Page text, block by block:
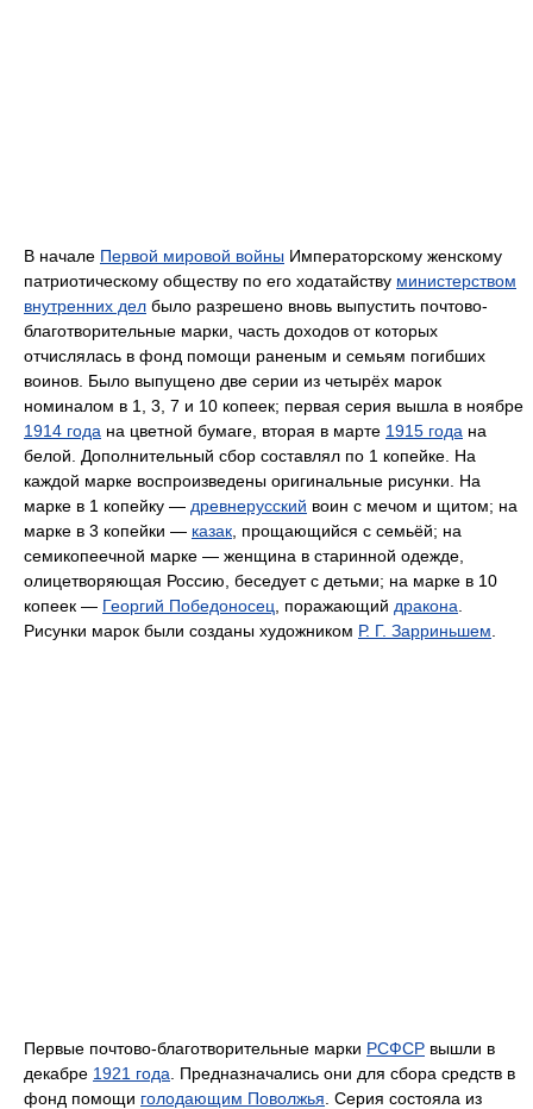
В начале Первой мировой войны Императорскому женскому
патриотическому обществу по его ходатайству министерством
внутренних дел было разрешено вновь выпустить почтово-
благотворительные марки, часть доходов от которых
отчислялась в фонд помощи раненым и семьям погибших
воинов. Было выпущено две серии из четырёх марок
номиналом в 1, 3, 7 и 10 копеек; первая серия вышла в ноябре
1914 года на цветной бумаге, вторая в марте 1915 года на
белой. Дополнительный сбор составлял по 1 копейке. На
каждой марке воспроизведены оригинальные рисунки. На
марке в 1 копейку — древнерусский воин с мечом и щитом; на
марке в 3 копейки — казак , прощающийся с семьёй; на
семикопеечной марке — женщина в старинной одежде,
олицетворяющая Россию, беседует с детьми; на марке в 10
копеек — Георгий Победоносец , поражающий дракона
Рисунки марок были созданы художником Р. Г. Зарриньшем
Первые почтово-благотворительные марки РСФСР вышли в
декабре 1921 года . Предназначались они для сбора средств в
фонд помощи голодающим Поволжья . Серия состояла из